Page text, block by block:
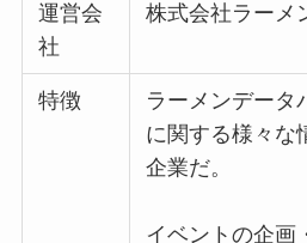
運営会
社
株式会社ラーメ
特徴
ラーメンデータ
に関する様々な
企業だ。
イベントの企画